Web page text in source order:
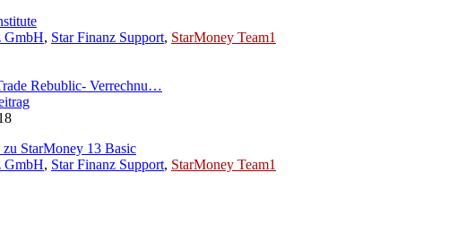
GmbH, Star Finanz Support, StarMoney Team1
Rebublic- Verrechnu…
StarMoney 13 Basic
GmbH, Star Finanz Support, StarMoney Team1